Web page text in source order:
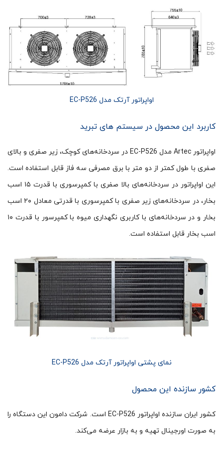
اواپراتور آرتک مدل EC-P526
کاربرد این محصول در سیستم های تبرید
اواپراتور Artec مدل EC-P526 در سردخانه‌های کوچک، زیر صفری و بالای
صفری با طول کمتر از دو متر با برق مصرفی سه فاز قابل استفاده است.
این اواپراتور در سردخانه‌های بالا صفری با کمپرسوری با قدرت ۱۵ اسب
بخار، در سردخانه‌های زیر صفری با کمپرسوری با قدرتی معادل ۲۰ اسب
بخار و در سردخانه‌های با کاربری نگهداری میوه با کمپرسور با قدرت ۱۰
اسب بخار قابل استفاده است.
نمای پشتی اواپراتور آرتک مدل EC-P526
کشور سازنده این محصول
کشور ایران سازنده اواپراتور EC-P526 است. شرکت دامون این دستگاه را
به صورت اورجینال تهیه و به بازار عرضه می‌کند.